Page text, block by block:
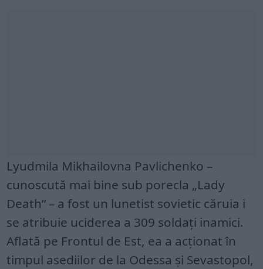
Lyudmila Mikhailovna Pavlichenko –
cunoscută mai bine sub porecla „Lady
Death” – a fost un lunetist sovietic căruia i
se atribuie uciderea a 309 soldați inamici.
Aflată pe Frontul de Est, ea a acționat în
timpul asediilor de la Odessa și Sevastopol,